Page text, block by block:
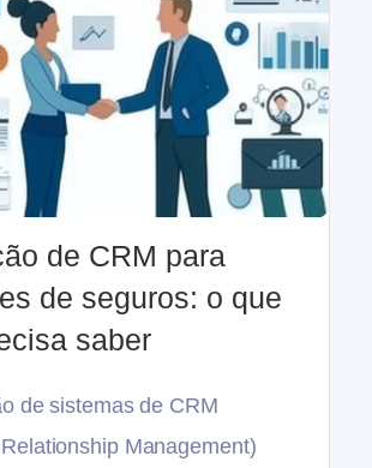
de CRM para
de seguros: o que
saber
de sistemas de CRM
Management)